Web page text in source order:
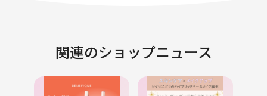
関連のショップニュース